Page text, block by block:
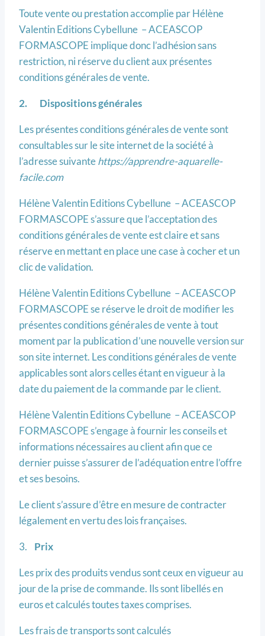
Toute vente ou prestation accomplie par Hélène
Valentin Editions Cybellune – ACEASCOP
FORMASCOPE implique donc l’adhésion sans
restriction, ni réserve du client aux présentes
conditions générales de vente.
2. Dispositions générales
Les présentes conditions générales de vente sont
consultables sur le site internet de la société à
l’adresse suivantehttps://apprendre-aquarelle-
facile.com
Hélène Valentin Editions Cybellune – ACEASCOP
FORMASCOPE s’assure que l’acceptation des
conditions générales de vente est claire et sans
réserve en mettant en place une case à cocher et un
clic de validation.
Hélène Valentin Editions Cybellune – ACEASCOP
FORMASCOPE se réserve le droit de modifier les
présentes conditions générales de vente à tout
moment par la publication d’une nouvelle version sur
son site internet. Les conditions générales de vente
applicables sont alors celles étant en vigueur à la
date du paiement de la commande par le client.
Hélène Valentin Editions Cybellune – ACEASCOP
FORMASCOPE s’engage à fournir les conseils et
informations nécessaires au client afin que ce
dernier puisse s’assurer de l’adéquation entre l’offre
et ses besoins.
Le client s’assure d’être en mesure de contracter
légalement en vertu des lois françaises.
3. Prix
Les prix des produits vendus sont ceux en vigueur au
jour de la prise de commande. Ils sont libellés en
euros et calculés toutes taxes comprises.
Les frais de transports sont calculés